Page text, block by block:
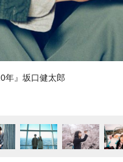
年』坂口健太郎